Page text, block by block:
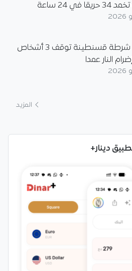
في 24 ساعة
فيديو.. شرطة قسنطينة توقف 3 أشخاص
النار عمدا
المزيد
دينار+